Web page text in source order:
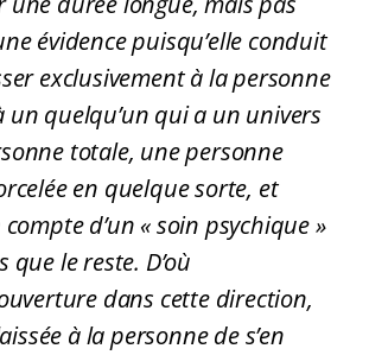
évidence puisqu’elle conduit
exclusivement à la personne
un quelqu’un qui a un univers
totale, une personne
en quelque sorte, et
d’un « soin psychique »
le reste. D’où
dans cette direction,
à la personne de s’en